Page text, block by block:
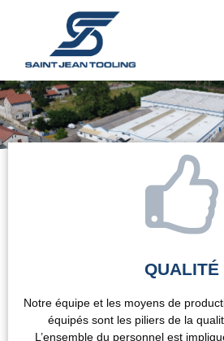
QUALITÉ
Notre équipe et les moyens de
équipés sont les piliers de la
L’ensemble du personnel est